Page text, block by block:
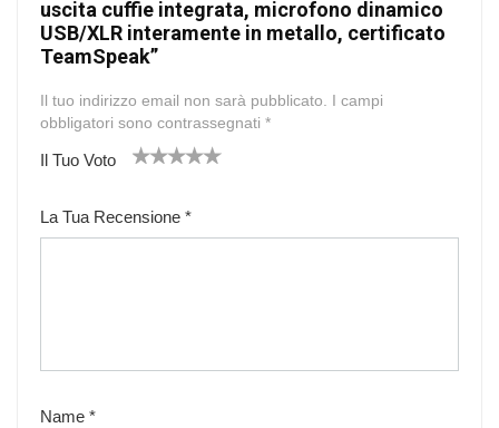
uscita cuffie integrata, microfono dinamico
USB/XLR interamente in metallo, certificato
TeamSpeak”
Il tuo indirizzo email non sarà pubblicato.
I campi
obbligatori sono contrassegnati *
Il Tuo Voto
La Tua Recensione *
Name *